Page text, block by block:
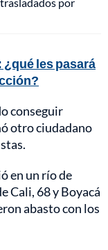
les pasará
conseguir
otro ciudadano
en un río de
Cali, 68 y Boyacá
abasto con los